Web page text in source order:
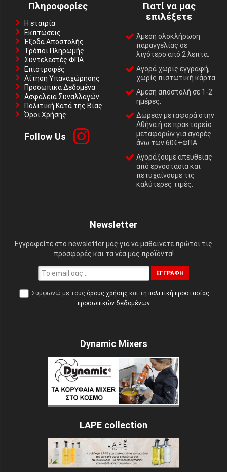
Πληροφορίες
Η εταιρία
Εκπτώσεις
Έξοδα Αποστολής
Τρόποι Πληρωμής
Συντελεστές ΦΠΑ
Επιστροφές
Αίτηση Υπαναχώρησης
Προσωπικά Δεδομένα
Ασφάλεια Συναλλαγών
Πολιτική Κατά της Βίας
Όροι Χρήσης
Follow Us
Γιατί να μας
επιλέξετε
Άμεση ολοκλήρωση
παραγγελίας σε
λιγότερο από 2 λεπτά.
Αγορά χωρίς εγγραφή,
χωρίς πιστωτική κάρτα.
Αμεση αποστολή σε 1-2
ημέρες.
Δωρεάν μεταφορά στην
Αθήνα ή σε πρακτορείο
μεταφορών για αγορές
άνω των 60€+ΦΠΑ.
Αγοράζουμε απευθείας
από εργοστάσια και
πετυχαίνουμε τις
καλύτερες τιμές.
Newsletter
Εγγραφείτε στο newsletter μας για να μαθαίνετε πρώτοι τις
προσφορές και τα νέα μας προϊόντα!
ΕΓΓΡΑΦΉ
Συμφωνώ με τους όρους χρήσης και τη πολιτική προστασίας
προσωπικών δεδομένων
Dynamic Mixers
LAPE collection